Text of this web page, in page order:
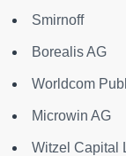
Smirnoff
Borealis AG
Worldcom
Microwin AG
Witzel Capital